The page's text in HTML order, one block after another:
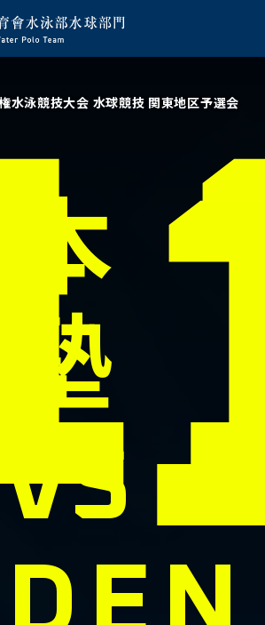
水泳競技大会 水球競技 関東地区予選会
本
塾
VS